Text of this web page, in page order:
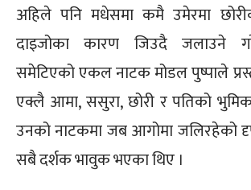
अहिले पनि मधेसमा कमै उमेरमा
दाइजोका कारण जिउदै जलाउने
समेटिएको एकल नाटक मोडल पुष्पाले
एक्लै आमा, ससुरा, छोरी र पतिको भुमिका
उनको नाटकमा जब आगोमा जलिरहेको
सबै दर्शक भावुक भएका थिए ।